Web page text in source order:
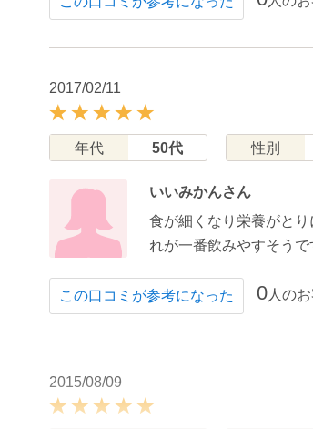
2017/02/11
年代 50代 性別
いいみかんさん
食が細くなり栄養がと
れが一番飲みやすそう
この口コミが参考になった 0人の
2015/08/09